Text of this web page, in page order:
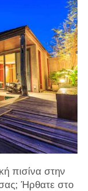
πισίνα στην
σας; Ήρθατε στο